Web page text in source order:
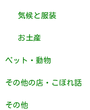
気候と服装
お土産
ペット・動物
その他の店・こぼれ話
その他